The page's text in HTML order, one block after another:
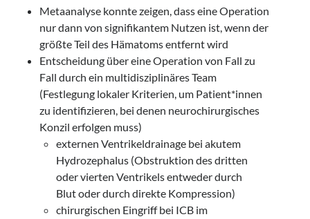
Metaanalyse konnte zeigen, dass eine Operation
nur dann von signifikantem Nutzen ist, wenn der
größte Teil des Hämatoms entfernt wird
Entscheidung über eine Operation von Fall zu
Fall durch ein multidisziplinäres Team
(Festlegung lokaler Kriterien, um Patient*innen
zu identifizieren, bei denen neurochirurgisches
Konzil erfolgen muss)
externen Ventrikeldrainage bei akutem
Hydrozephalus (Obstruktion des dritten
oder vierten Ventrikels entweder durch
Blut oder durch direkte Kompression)
chirurgischen Eingriff bei ICB im